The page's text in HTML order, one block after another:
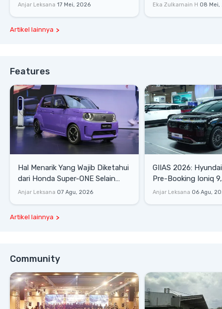
Culture Era 90-an
Anjar Leksana 17 Mei, 2026
Gaya Hidup
Eka Zulkarnain H 08 Mei,
Artikel lainnya
Features
Hal Menarik Yang Wajib Diketahui
dari Honda Super-ONE Selain
Harga
Anjar Leksana 07 Agu, 2026
GIIAS 2026:
Pre-Booking Ioniq
Rp1,49 Miliar
Anjar Leksana 06 Agu,
Artikel lainnya
Community